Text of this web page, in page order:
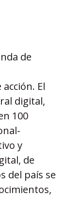
de
El
digital,
100
y
de
del país se